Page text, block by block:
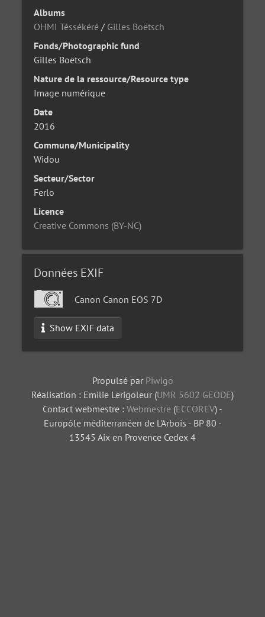
Albums
OHMI Téssékéré / Gilles Boëtsch
Fonds/Photographic fund
Gilles Boëtsch
Nature de la ressource/Resource type
Image numérique
Date
2016
Commune/Municipality
Widou
Secteur/Sector
Ferlo
Licence
Creative Commons (BY-NC)
Données EXIF
Canon Canon EOS 7D
Show EXIF data
Propulsé par Piwigo
Réalisation : Emilie Lerigoleur (UMR 5602 GEODE)
Contact webmestre : Webmestre (ECCOREV) -
Europôle méditerranéen de L'Arbois - BP 80 -
13545 Aix en Provence Cedex 4